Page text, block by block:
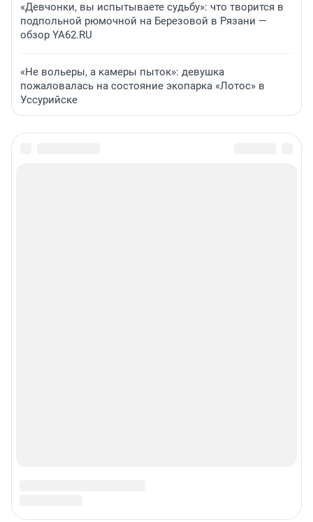
«Девчонки, вы испытываете судьбу»: что творится в
подпольной рюмочной на Березовой в Рязани —
обзор YA62.RU
«Не вольеры, а камеры пыток»: девушка
пожаловалась на состояние экопарка «Лотос» в
Уссурийске